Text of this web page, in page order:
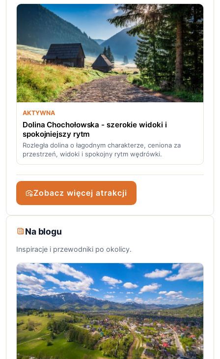
AKTYWNA
Dolina Chochołowska - szerokie widoki i
spokojniejszy rytm
Rozległa dolina o łagodnym charakterze, ceniona za
przestrzeń, widoki i spokojny rytm wędrówki.
Zobacz więcej atrakcji
Na blogu
Inspiracje i przewodniki po okolicy.